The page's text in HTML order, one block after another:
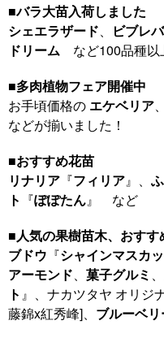
■バラ大苗入荷しました
シェエラザード
ビブレ
ドリーム など100品種以
■多肉植物フェア開催中
お手頃価格の エケベリア
などが揃いました！
■おすすめ花苗
リナリア 『フィリア』、
ト 『ぽぽたん』 など
■人気の果樹苗木、おす
ブドウ 『シャインマスカ
アーモンド
菓子グルミ
ト 』、ナカツタヤ オリジ
藤錦x紅秀峰]、 ブルーベ